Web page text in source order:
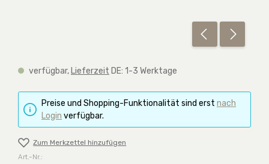
verfügbar, Lieferzeit DE: 1-3 Werktage
Preise und Shopping-Funktionalität sind erst nach
Login verfügbar.
Zum Merkzettel hinzufügen
Art.-Nr.: